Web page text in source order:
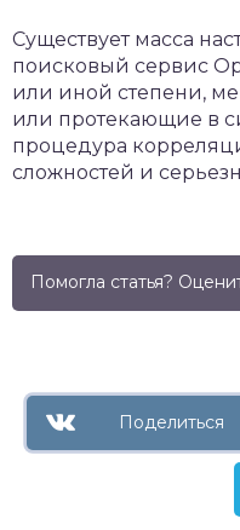
Существует масса
поисковый сервис
или иной степени,
или протекающие в
процедура
сложностей и
Помогла статья?